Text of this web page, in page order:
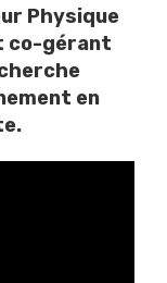
Physique
co-gérant
en